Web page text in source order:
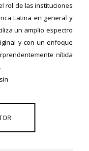
rol de las instituciones
Latina en general y
un amplio espectro
y con un enfoque
nítida